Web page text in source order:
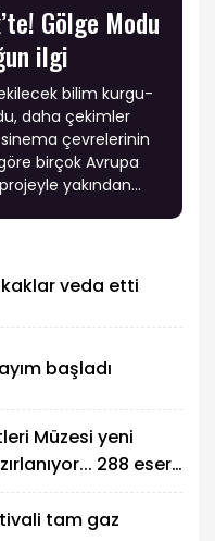
Gölge Modu
ilgi
bilim kurgu-
daha çekimler
çevrelerinin
birçok Avrupa
yakından
veda etti
başladı
Müzesi yeni
288 eser
tam gaz